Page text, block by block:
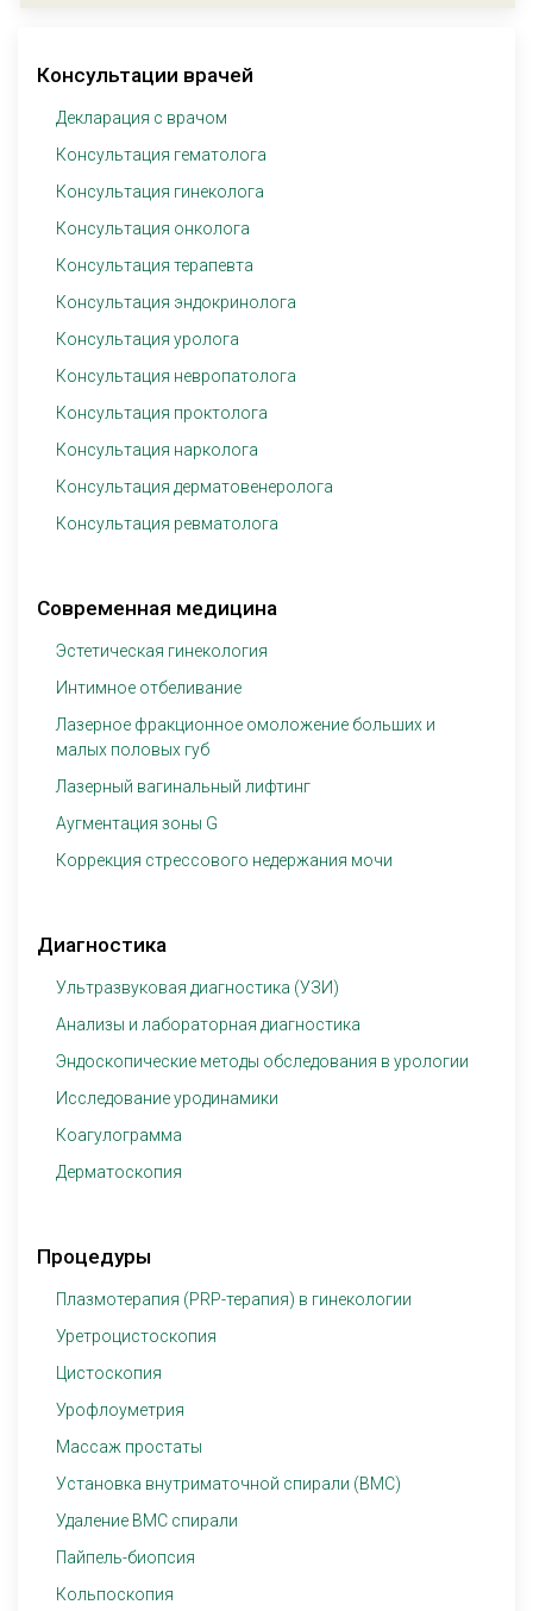
Консультации врачей
Декларация с врачом
Консультация гематолога
Консультация гинеколога
Консультация онколога
Консультация терапевта
Консультация эндокринолога
Консультация уролога
Консультация невропатолога
Консультация проктолога
Консультация нарколога
Консультация дерматовенеролога
Консультация ревматолога
Современная медицина
Эстетическая гинекология
Интимное отбеливание
Лазерное фракционное омоложение больших и
малых половых губ
Лазерный вагинальный лифтинг
Аугментация зоны G
Коррекция стрессового недержания мочи
Диагностика
Ультразвуковая диагностика (УЗИ)
Анализы и лабораторная диагностика
Эндоскопические методы обследования в урологии
Исследование уродинамики
Коагулограмма
Дерматоскопия
Процедуры
Плазмотерапия (PRP-терапия) в гинекологии
Уретроцистоскопия
Цистоскопия
Урофлоуметрия
Массаж простаты
Установка внутриматочной спирали (ВМС)
Удаление ВМС спирали
Пайпель-биопсия
Кольпоскопия